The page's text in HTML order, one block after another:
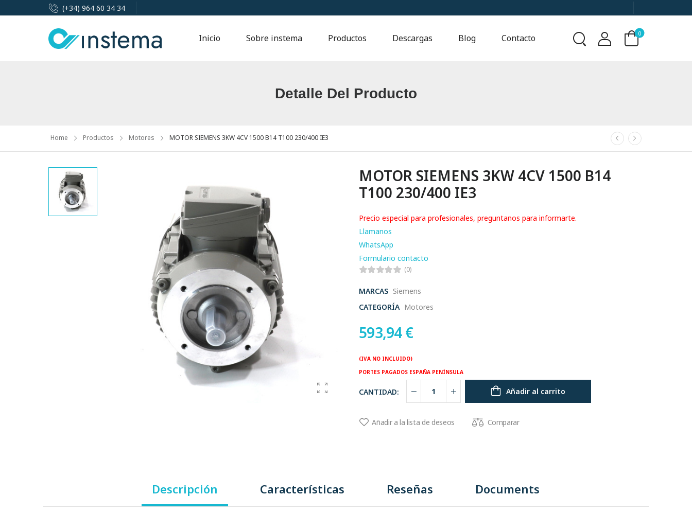
(+34) 964 60 34 34
Inicio Sobre instema Productos Descargas Blog Contacto 0
Detalle Del Producto
Home Productos Motores MOTOR SIEMENS 3KW 4CV 1500 B14 T100 230/400 IE3
MOTOR SIEMENS 3KW 4CV 1500 B14
T100 230/400 IE3
Precio especial para profesionales, preguntanos para informarte.
Llamanos
WhatsApp
Formulario contacto
(0)
MARCAS Siemens
CATEGORÍA Motores
593,94€
(IVA NO INCLUIDO)
PORTES PAGADOS ESPAÑA PENÍNSULA
CANTIDAD: Añadir al carrito
Añadir a la lista de deseos Comparar
Descripción Características Reseñas Documents